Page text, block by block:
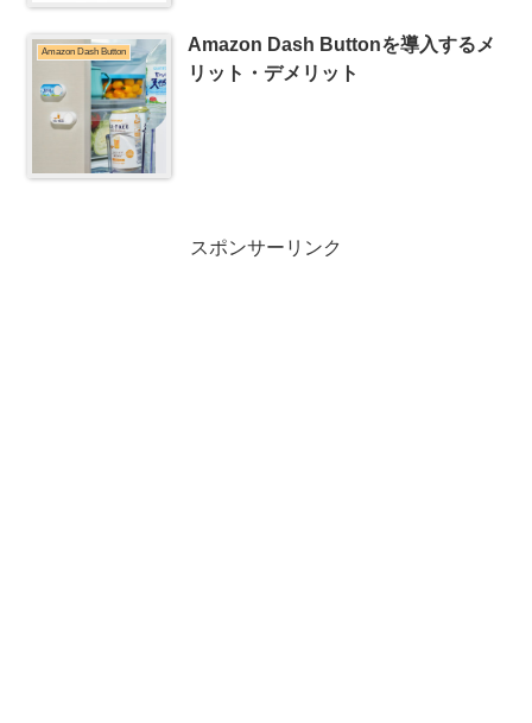
Amazon Dash Button
Amazon Dash Buttonを導入するメ
リット・デメリット
スポンサーリンク